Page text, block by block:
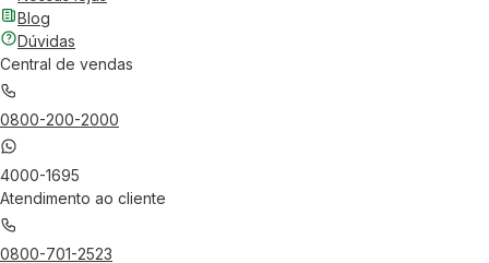
Blog
Dúvidas
Central de vendas
0800-200-2000
4000-1695
Atendimento ao cliente
0800-701-2523